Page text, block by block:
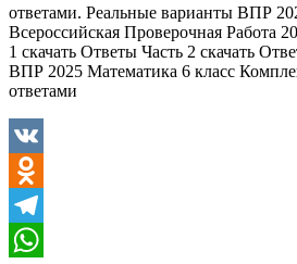
ответами. Реальные варианты ВПР
Всероссийская Проверочная Работа
1 скачать Ответы Часть 2 скачать
ВПР 2025 Математика 6 класс
ответами
VK
Odnoklassniki
Telegram